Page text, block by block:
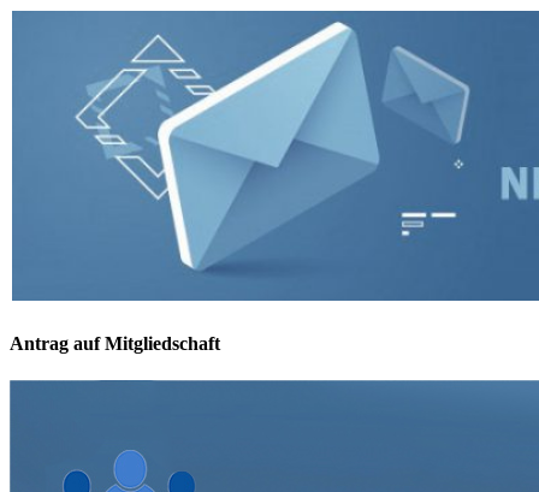
Antrag auf Mitgliedschaft